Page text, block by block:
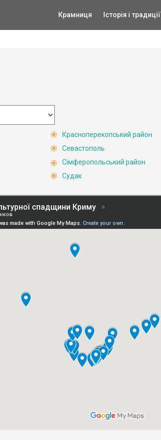
Крамниця Історія і традиції
Красноперекопський район
Севастополь
Сімферопольський район
Судак